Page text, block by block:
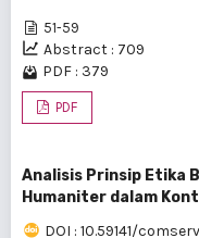
51-59
Abstract : 709
PDF : 379
PDF
Analisis Prinsip Etika
Humaniter dalam
DOI : 10.59141/